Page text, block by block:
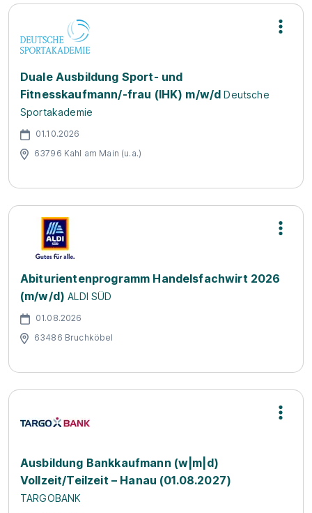
Duale Ausbildung Sport- und
Fitnesskaufmann/-frau (IHK) m/w/d Deutsche
Sportakademie
01.10.2026
63796 Kahl am Main (u.a.)
Abiturientenprogramm Handelsfachwirt 2026
(m/w/d) ALDI SÜD
01.08.2026
63486 Bruchköbel
Ausbildung Bankkaufmann (w|m|d)
Vollzeit/Teilzeit – Hanau (01.08.2027)
TARGOBANK